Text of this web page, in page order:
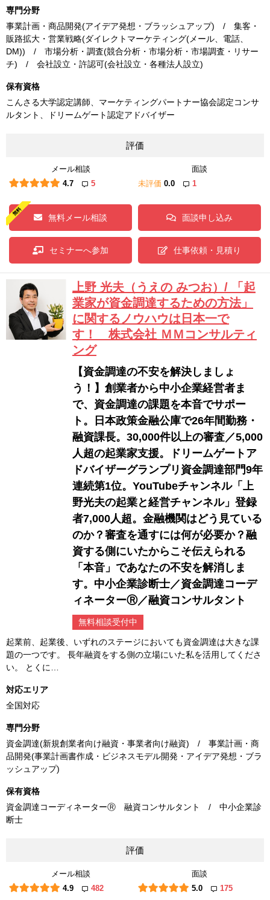
専門分野
事業計画・商品開発(アイデア発想・ブラッシュアップ) / 集客・
販路拡大・営業戦略(ダイレクトマーケティング(メール、電話、
DM)) / 市場分析・調査(競合分析・市場分析・市場調査・リサー
チ) / 会社設立・許認可(会社設立・各種法人設立)
保有資格
こんさる大学認定講師、マーケティングパートナー協会認定コンサ
ルタント、ドリームゲート認定アドバイザー
評価
メール相談
4.7
5
面談
未評価 0.0 1
無料メール相談 面談申し込み
セミナーへ参加 仕事依頼・見積り
上野 光夫（うえの みつお）/ 「起
業家が資金調達するための方法」
に関するノウハウは日本一で
す！ 株式会社 ＭＭコンサルティ
ング
【資金調達の不安を解決しましょ
う！】創業者から中小企業経営者ま
で、資金調達の課題を本音でサポー
ト。日本政策金融公庫で26年間勤務・
融資課長。30,000件以上の審査／5,000
人超の起業家支援。ドリームゲートア
ドバイザーグランプリ資金調達部門9年
連続第1位。YouTubeチャンネル「上
野光夫の起業と経営チャンネル」登録
者7,000人超。金融機関はどう見ている
のか？審査を通すには何が必要か？融
資する側にいたからこそ伝えられる
「本音」であなたの不安を解消しま
す。中小企業診断士／資金調達コーデ
ィネーターⓇ／融資コンサルタント
無料相談受付中
起業前、起業後、いずれのステージにおいても資金調達は大きな課
題の一つです。 長年融資をする側の立場にいた私を活用してくださ
い。 とくに…
対応エリア
全国対応
専門分野
資金調達(新規創業者向け融資・事業者向け融資) / 事業計画・商
品開発(事業計画書作成・ビジネスモデル開発・アイデア発想・ブラ
ッシュアップ)
保有資格
資金調達コーディネーターⓇ 融資コンサルタント / 中小企業診
断士
評価
メール相談
4.9
482
面談
5.0
175